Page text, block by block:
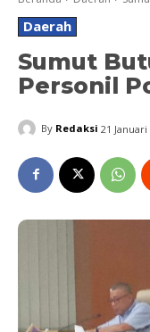
Daerah
Sumut
Personil
By Redaksi 21 Januari